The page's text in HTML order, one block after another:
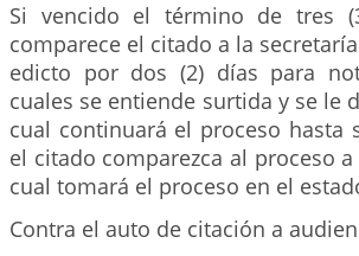
Si vencido el término de tres
comparece el citado a la
edicto por dos (2) días para
cuales se entiende surtida y se le
cual continuará el proceso
el citado comparezca al proceso
cual tomará el proceso en el
Contra el auto de citación a